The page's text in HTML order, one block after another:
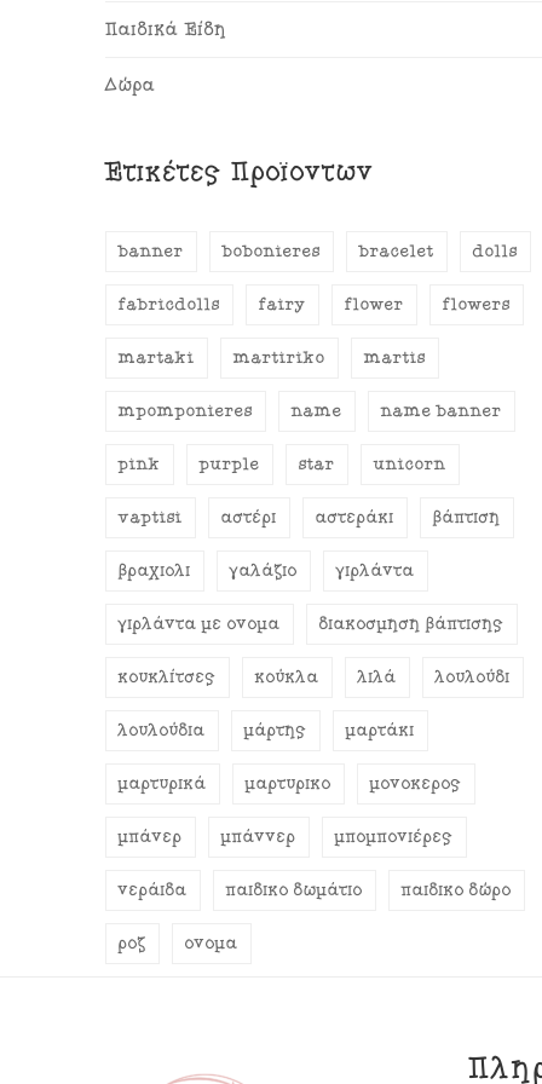
Παιδικά Είδη
Δώρα
Ετικέτες Προϊόντων
banner bobonieres bracelet dolls
fabricdolls fairy flower flowers
martaki martiriko martis
mpomponieres name name banner
pink purple star unicorn
vaptisi αστέρι αστεράκι βάπτιση
βραχιόλι γαλάζιο γιρλάντα
γιρλάντα με όνομα διακόσμηση βάπτισης
κουκλίτσες κούκλα λιλά λουλούδι
λουλούδια μάρτης μαρτάκι
μαρτυρικά μαρτυρικό μονόκερος
μπάνερ μπάννερ μπομπονιέρες
νεράιδα παιδικό δωμάτιο παιδικό δώρο
ροζ όνομα